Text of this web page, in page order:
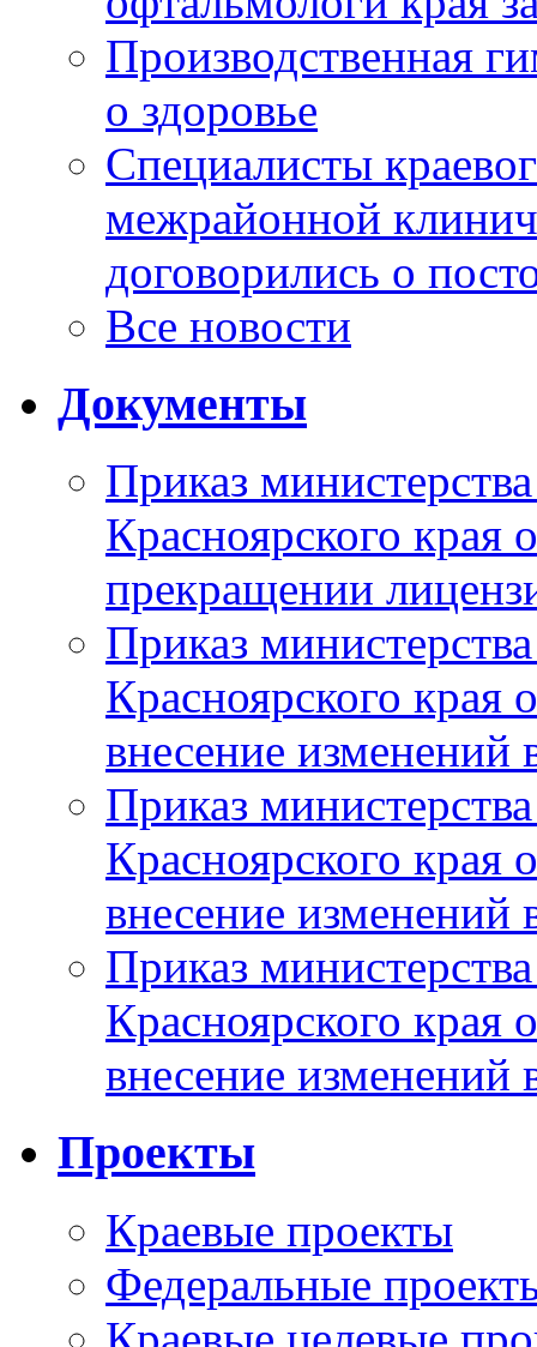
Производственная
о здоровье
Специалисты
межрайонной
договорились о
Все новости
Документы
Приказ
Красноярского
прекращении
Приказ
Красноярского
внесение изменений
Приказ
Красноярского
внесение изменений
Приказ
Красноярского
внесение изменений
Проекты
Краевые проекты
Федеральные